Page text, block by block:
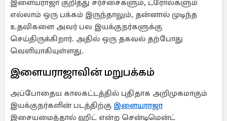
இளையராஜா குறித்து சர்ச்சைகளும், ட்ரோல்களும்
எல்லாம் ஒரு பக்கம் இருந்தாலும், தன்னால் முடிந்த
உதவிகளை அவர் பல இயக்குநர்களுக்கு
செய்திருக்கிறார். அதில் ஒரு தகவல் தற்போது
வெளியாகியுள்ளது.
இளையராஜாவின் மறுபக்கம்
அப்போதைய காலகட்டத்தில் புதிதாக அறிமுகமாகும்
இயக்குநர்களின் படத்திற்கு இளையராஜா
இசையமைத்தால் ஹிட் என்ற சென்டிமென்ட்